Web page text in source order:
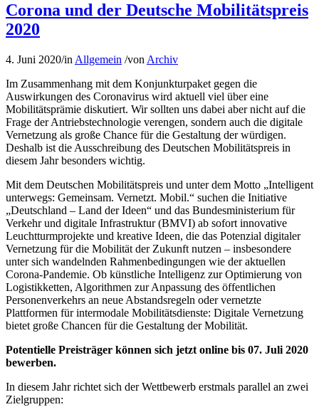
Corona und der Deutsche Mobilitätspreis
2020
4. Juni 2020/in Allgemein /von Archiv
Im Zusammenhang mit dem Konjunkturpaket gegen die
Auswirkungen des Coronavirus wird aktuell viel über eine
Mobilitätsprämie diskutiert. Wir sollten uns dabei aber nicht auf die
Frage der Antriebstechnologie verengen, sondern auch die digitale
Vernetzung als große Chance für die Gestaltung der würdigen.
Deshalb ist die Ausschreibung des Deutschen Mobilitätspreis in
diesem Jahr besonders wichtig.
Mit dem Deutschen Mobilitätspreis und unter dem Motto „Intelligent
unterwegs: Gemeinsam. Vernetzt. Mobil.“ suchen die Initiative
„Deutschland – Land der Ideen“ und das Bundesministerium für
Verkehr und digitale Infrastruktur (BMVI) ab sofort innovative
Leuchtturmprojekte und kreative Ideen, die das Potenzial digitaler
Vernetzung für die Mobilität der Zukunft nutzen – insbesondere
unter sich wandelnden Rahmenbedingungen wie der aktuellen
Corona-Pandemie. Ob künstliche Intelligenz zur Optimierung von
Logistikketten, Algorithmen zur Anpassung des öffentlichen
Personenverkehrs an neue Abstandsregeln oder vernetzte
Plattformen für intermodale Mobilitätsdienste: Digitale Vernetzung
bietet große Chancen für die Gestaltung der Mobilität.
Potentielle Preisträger können sich jetzt online bis 07. Juli 2020
bewerben.
In diesem Jahr richtet sich der Wettbewerb erstmals parallel an zwei
Zielgruppen: